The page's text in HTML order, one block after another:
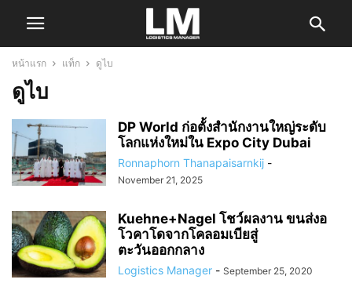
หน้าแรก แท็ก ดูไบ
ดูไบ
DP World ก่อตั้งสำนักงานใหญ่ระดับ
โลกแห่งใหม่ใน Expo City Dubai
Ronnaphorn Thanapaisarnkij -
November 21, 2025
Kuehne+Nagel โชว์ผลงาน ขนส่งอ
โวคาโดจากโคลอมเบียสู่
ตะวันออกกลาง
Logistics Manager - September 25, 2020